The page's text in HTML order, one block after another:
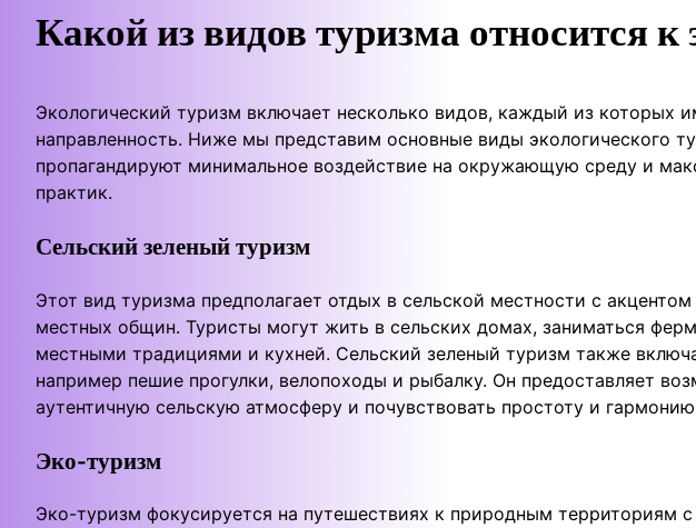
Какой из видов туризма относится к
Экологический туризм включает несколько видов, каждый из которых
направленность. Ниже мы представим основные виды экологического
пропагандируют минимальное воздействие на окружающую среду и
практик.
Сельский зеленый туризм
Этот вид туризма предполагает отдых в сельской местности с
местных общин. Туристы могут жить в сельских домах, заниматься
местными традициями и кухней. Сельский зеленый туризм также
например пешие прогулки, велопоходы и рыбалку. Он предоставляет
аутентичную сельскую атмосферу и почувствовать простоту и
Эко-туризм
Эко-туризм фокусируется на путешествиях к природным территориям